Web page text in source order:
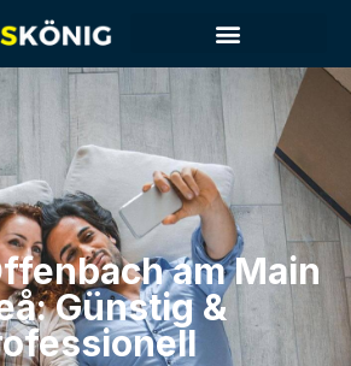
am Main​
Günstig &